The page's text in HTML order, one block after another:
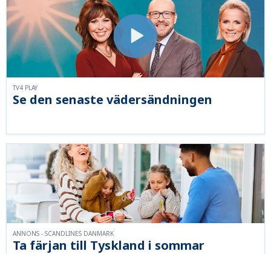
Se den senaste vädersändningen
TV4 PLAY
Ta färjan till Tyskland i sommar
ANNONS - SCANDLINES DANMARK